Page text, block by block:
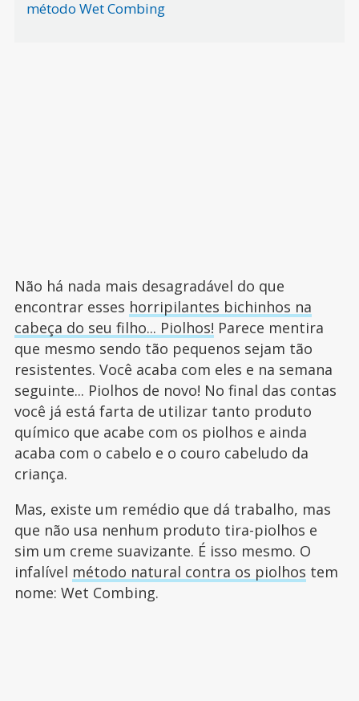
método Wet Combing
Não há nada mais desagradável do que
encontrar esses horripilantes bichinhos na
cabeça do seu filho... Piolhos! Parece mentira
que mesmo sendo tão pequenos sejam tão
resistentes. Você acaba com eles e na semana
seguinte... Piolhos de novo! No final das contas
você já está farta de utilizar tanto produto
químico que acabe com os piolhos e ainda
acaba com o cabelo e o couro cabeludo da
criança.
Mas, existe um remédio que dá trabalho, mas
que não usa nenhum produto tira-piolhos e
sim um creme suavizante. É isso mesmo. O
infalível método natural contra os piolhos tem
nome: Wet Combing.